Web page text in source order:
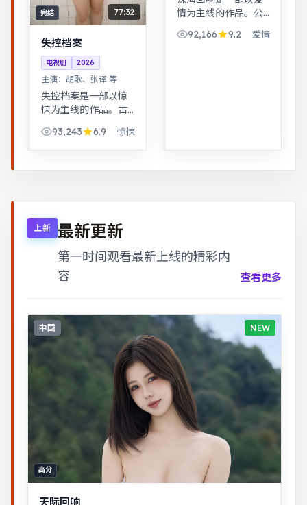
完结 77:32
失控档案
电视剧 2026
主演： 胡歌、张译 等
失控档案是一部以惊
悚为主线的作品。古
弈，群像刻画细腻，
权谋与情感并重。古
93,243 6.9 惊悚
情为主线的作品。公
路片结构串联多段际
遇，配乐与风景共同
92,166 9.2 爱情
上新 最新更新
第一时间观看最新上线的精彩内
容
查看更多
中国 NEW
高分
天际回响